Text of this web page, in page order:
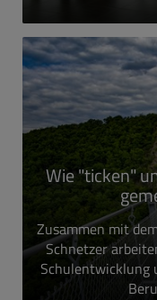
Wie "ticken"
Zusammen mit
Schnetzer
Schulentwicklung